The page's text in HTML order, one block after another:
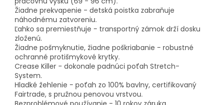
Žiadne prekvapenie - detská poistka zabraňuje
náhodnému zatvoreniu.
Ľahko sa premiestňuje - transportný zámok drží dosku
zloženú.
Žiadne pošmyknutie, žiadne poškriabanie - robustné
ochranné protišmykové krytky.
Crease Killer - dokonale padnúci poťah Stretch-
System.
Hladké žehlenie - poťah zo 100% bavlny, certifikovaný
Fairtrade, s pružnou penovou vrstvou.